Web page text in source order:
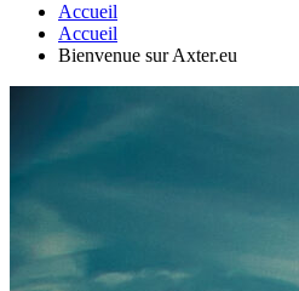
Accueil
Accueil
Bienvenue sur Axter.eu